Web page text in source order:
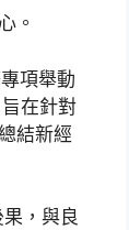
。
項舉動
在針對
結新經
，與良